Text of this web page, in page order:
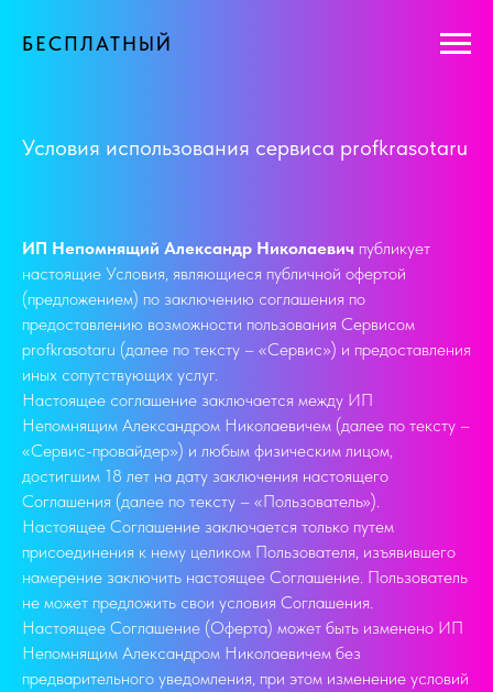
БЕСПЛАТНЫЙ
Условия использования сервиса profkrasotaru
ИП Непомнящий Александр Николаевич публикует
настоящие Условия, являющиеся публичной офертой
(предложением) по заключению соглашения по
предоставлению возможности пользования Сервисом
profkrasotaru (далее по тексту – «Сервис») и предоставления
иных сопутствующих услуг.
Настоящее соглашение заключается между ИП
Непомнящим Александром Николаевичем (далее по тексту –
«Сервис-провайдер») и любым физическим лицом,
достигшим 18 лет на дату заключения настоящего
Соглашения (далее по тексту – «Пользователь»).
Настоящее Соглашение заключается только путем
присоединения к нему целиком Пользователя, изъявившего
намерение заключить настоящее Соглашение. Пользователь
не может предложить свои условия Соглашения.
Настоящее Соглашение (Оферта) может быть изменено ИП
Непомнящим Александром Николаевичем без
предварительного уведомления, при этом изменение условий